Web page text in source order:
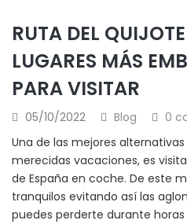
RUTA DEL
LUGARES MÁS
PARA VISITAR
05/10/2022 Blog
0
Una de las mejores
merecidas vacaciones, es
de España en coche. De este
tranquilos evitando así las
puedes perderte durante